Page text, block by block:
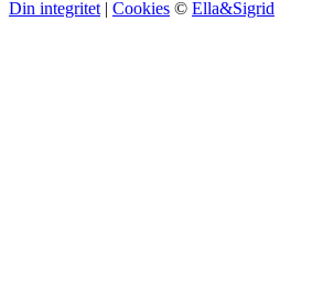
Din integritet | Cookies © Ella&Sigrid